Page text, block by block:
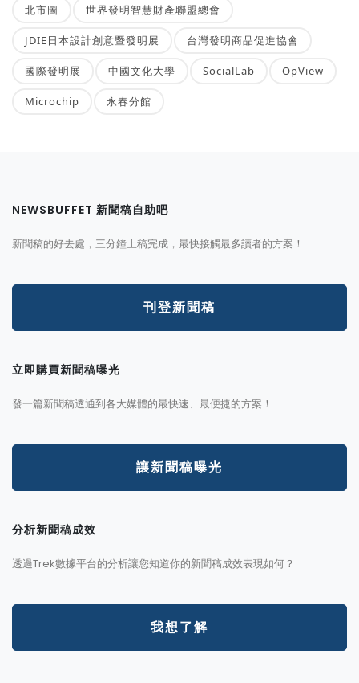
北市圖 世界發明智慧財產聯盟總會
JDIE日本設計創意暨發明展 台灣發明商品促進協會
國際發明展 中國文化大學 SocialLab OpView
Microchip 永春分館
NEWSBUFFET 新聞稿自助吧
新聞稿的好去處，三分鐘上稿完成，最快接觸最多讀者的方案！
刊登新聞稿
立即購買新聞稿曝光
發一篇新聞稿透通到各大媒體的最快速、最便捷的方案！
讓新聞稿曝光
分析新聞稿成效
透過Trek數據平台的分析讓您知道你的新聞稿成效表現如何？
我想了解